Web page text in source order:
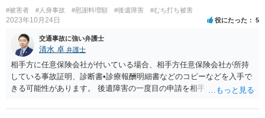
#被害者 #人身事故 #慰謝料増額 #後遺障害 #むち打ち被害
2023年10月24日 役にたった 5
交通事故に強い弁護士
清水 卓 弁護士
相手方に任意保険会社が付いている場合、相手方任意保険会社が所持
している事故証明、診断書•診療報酬明細書などのコピーなどを入手で
きる可能性があります。 後遺障害の一度目の申請を相手方任意保険会
果と認定理由書も相手方任意保険会社から入手できる可能性がありま